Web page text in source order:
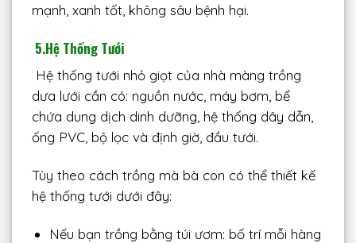
mạnh, xanh tốt, không sâu bệnh hại.
5.Hệ Thống Tưới
Hệ thống tưới nhỏ giọt của nhà màng trồng
dưa lưới cần có: nguồn nước, máy bơm, bể
chứa dung dịch dinh dưỡng, hệ thống dây dẫn,
ống PVC, bộ lọc và định giờ, đầu tưới.
Tùy theo cách trồng mà bà con có thể thiết kế
hệ thống tưới dưới đây:
Nếu bạn trồng bằng túi ươm: bố trí mỗi hàng